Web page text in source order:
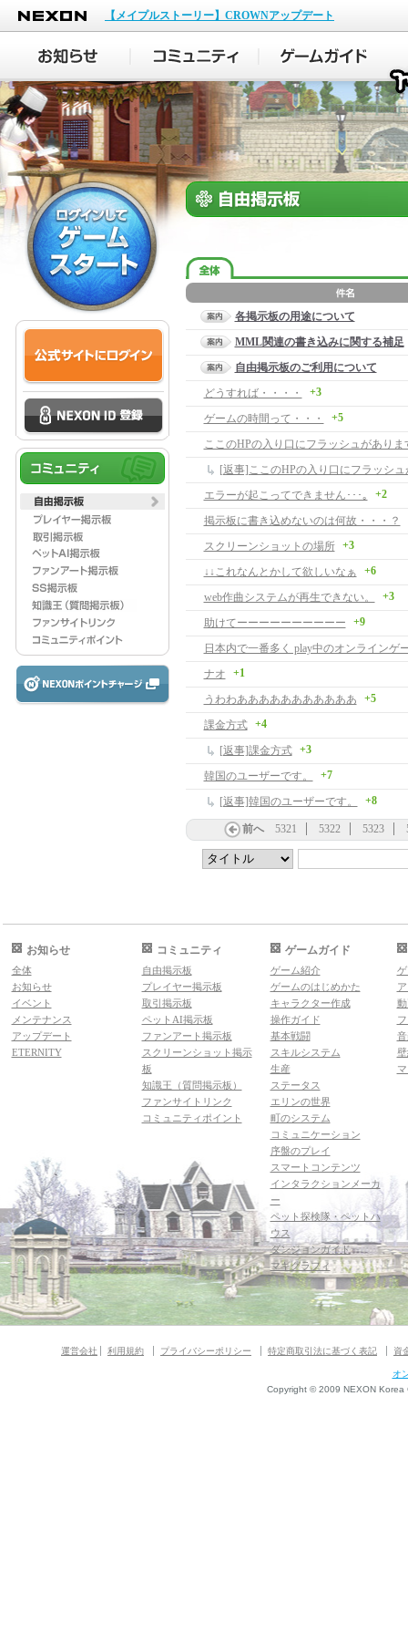
NEXON
【メイプルストーリー】CROWNアップデート
各掲示板の用途について
MML関連の書き込みに関する補足
自由掲示板のご利用について
どうすれば・・・・
+3
ゲームの時間って・・・ +5
ここのHPの入り口にフラッシュがありま
エラーが起こってできません･･･｡ +2
掲示板に書き込めないのは何故・・・？
スクリーンショットの場所 +3
↓↓これなんとかして欲しいなぁ +6
web作曲システムが再生できない。 +3
助けてーーーーーーーーーー +9
ナオ +1
うわわあああああああああああ +5
課金方式 +4
[返事]課金方式 +3
韓国のユーザーです。 +7
[返事]韓国のユーザーです。 +8
前へ 5321 5322 5323
お知らせ
全体
お知らせ
イベント
メンテナンス
アップデート
ETERNITY
コミュニティ
自由掲示板
プレイヤー掲示板
取引掲示板
ペットAI掲示板
ファンアート掲示板
スクリーンショット掲示
板
知識王（質問掲示板）
ファンサイトリンク
コミュニティポイント
ゲームガイド
ゲーム紹介
ゲームのはじめかた
キャラクター作成
操作ガイド
基本戦闘
スキルシステム
生産
ステータス
エリンの世界
町のシステム
コミュニケーション
序盤のプレイ
スマートコンテンツ
インタラクションメーカ
ー
ペット探検隊・ペットハ
ウス
ダンジョンガイド
マギグラフィ
運営会社 利用規約 プライバシーポリシー 特定商取引法に基づく表記 資
オ
Copyright © 2009 NEXON Korea